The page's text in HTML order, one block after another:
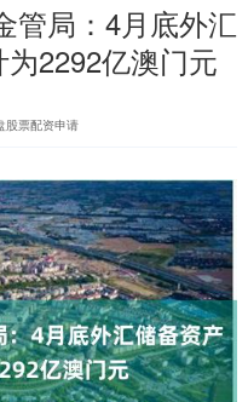
管局：4月底外汇
2292亿澳门元
股票配资申请